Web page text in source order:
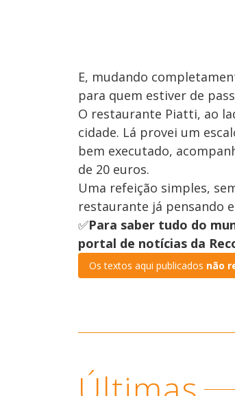
E, mudando
para quem estiver de
O restaurante Piatti, ao
cidade. Lá provei um
bem executado,
de 20 euros.
Uma refeição simples,
restaurante já pensando
✅Para saber tudo do
portal de notícias da
Os textos aqui publicados não